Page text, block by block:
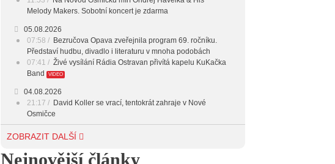
Melody Makers. Sobotní koncert je zdarma
05.08.2026
07:58
Bezručova Opava zveřejnila program 69. ročníku.
Představí hudbu, divadlo i literaturu v mnoha podobách
07:41
Živé vysílání Rádia Ostravan přivítá kapelu KuKačka
Band
VIDEO
04.08.2026
21:17
David Koller se vrací, tentokrát zahraje v Nové
Osmičce
03.08.2026
Svatováclavského hudebního festivalu zbývá měsíc
ZOBRAZIT DALŠÍ
Nejnovější články